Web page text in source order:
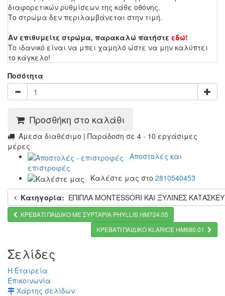
διαφορετικών ρυθμίσεων της κάθε οθόνης.
Το στρώμα δεν περιλαμβάνεται στην τιμή.
Αν επιθυμείτε στρώμα, παρακαλώ πατήστε εδώ!
Το ιδανικό είναι να μπει χαμηλό ώστε να μην καλύπτει
το κάγκελο!
Ποσότητα
Προσθήκη στο καλάθι
Άμεσα διαθέσιμο | Παράδοση σε 4 - 10 εργάσιμες
μέρες
Αποστολές και
επιστροφές
Καλέστε μας στο 2810540453
Κατηγορία: ΕΠΙΠΛΑ MONTESSORI ΚΑΙ ΞΥΛΙΝΕΣ
ΚΡΕΒΑΤΙ ΠΑΙΔΙΚΟ ΜΕ ΣΥΡΤΑΡΙΑ PHYLLIS HM724.05
ΚΡΕΒΑΤΙ ΠΑΙΔΙΚΟ KLARICE HM680.01
Σελίδες
Η Εταιρεία
Επικοινωνία
Χάρτης σελίδων